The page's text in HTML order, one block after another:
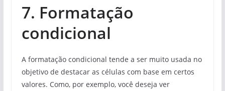
7. Formatação
condicional
A formatação condicional tende a ser muito usada no
objetivo de destacar as células com base em certos
valores. Como, por exemplo, você deseja ver